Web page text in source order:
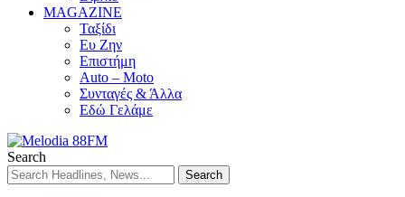
MAGAZINE
Ταξίδι
Ευ Ζην
Επιστήμη
Auto – Moto
Συνταγές & Άλλα
Εδώ Γελάμε
Search